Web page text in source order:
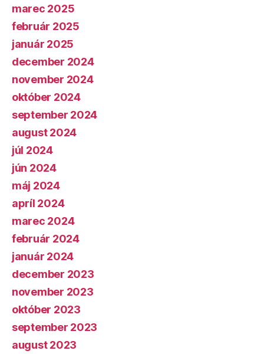
marec 2025
február 2025
január 2025
december 2024
november 2024
október 2024
september 2024
august 2024
júl 2024
jún 2024
máj 2024
apríl 2024
marec 2024
február 2024
január 2024
december 2023
november 2023
október 2023
september 2023
august 2023